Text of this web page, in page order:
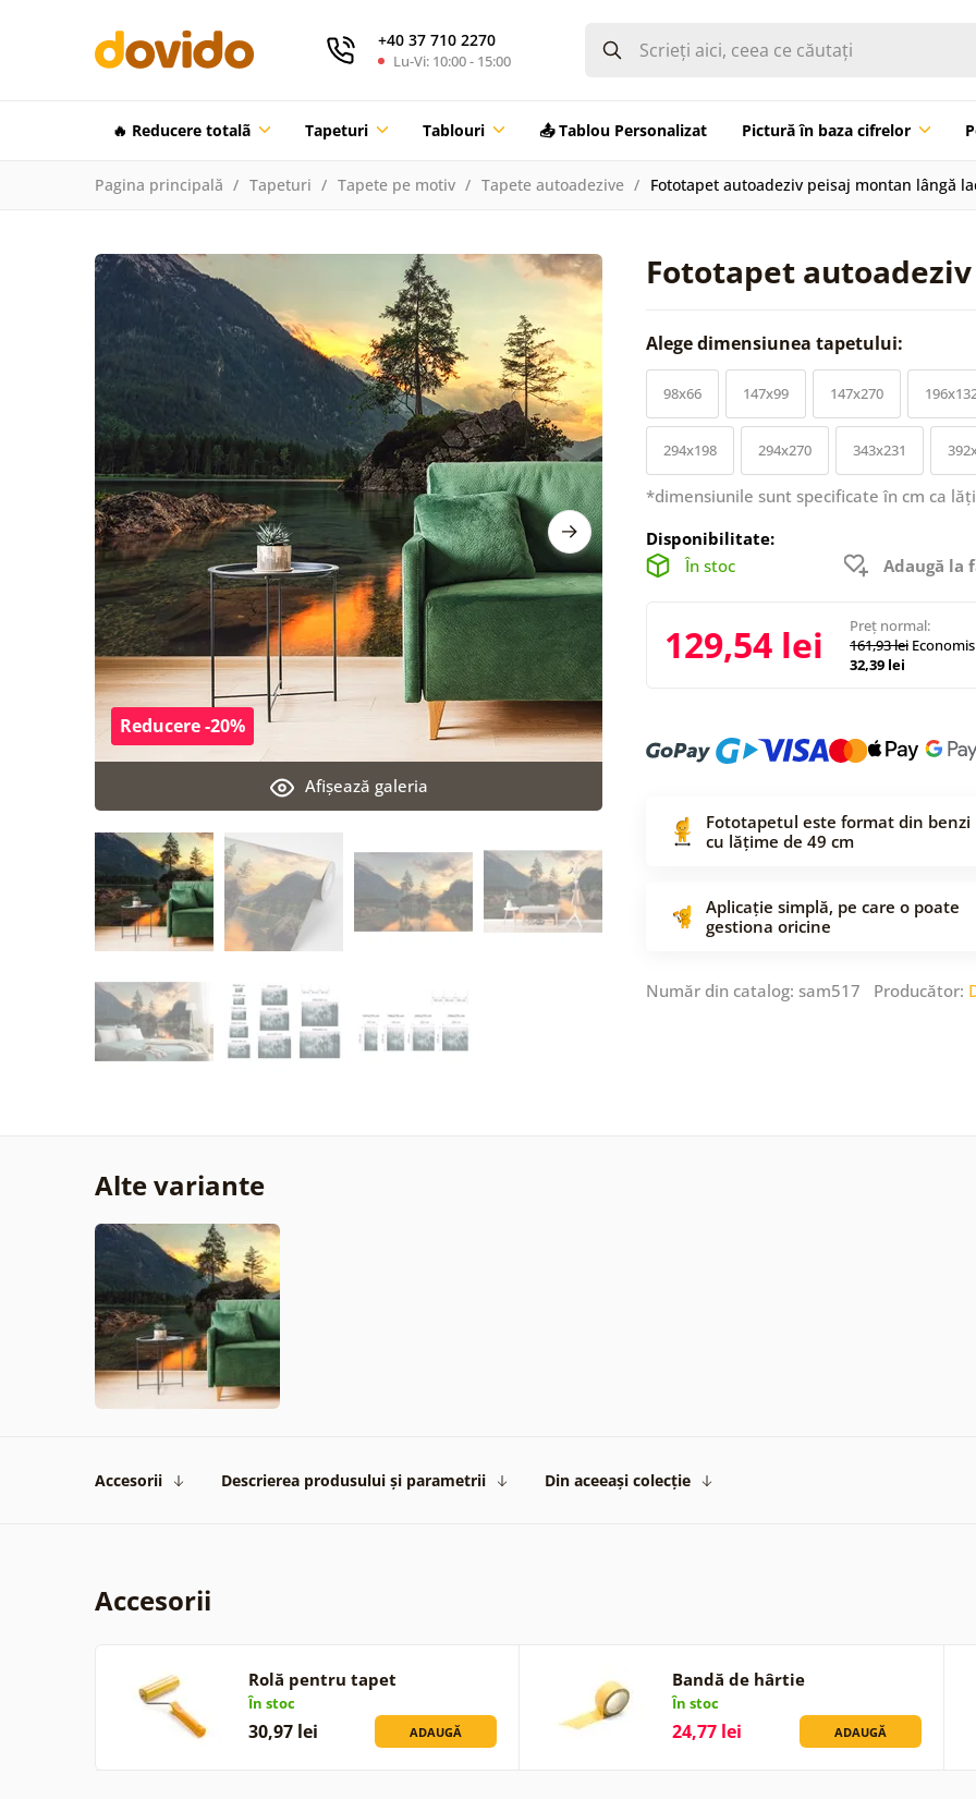
+40 37 710 2270
Lu-Vi: 10:00 - 15:00
🔥 Reducere totalã Tapeturi Tablouri 📤 Tablou Personalizat Pictură în baza cifrelor
Pagina principală Tapeturi Tapete pe motiv Tapete autoadezive Fototapet autoadeziv peisaj montan lângă
Fototapet
Afişează galeria
Reducere -20%
Alege dimensiunea tapetului:
98x66 147x99 147x270
294x198 294x270 343x231
*dimensiunile sunt specificate în cm ca
Disponibilitate:
În stoc
Adaugă la
129,54 lei
Preț normal:
161,93 lei
32,39 lei
Fototapetul este format din benzi
cu lățime de 49 cm
Aplicație simplă, pe care o poate
gestiona oricine
Număr din catalog: sam517 Producător:
Alte variante
Accesorii Descrierea produsului și parametrii Din aceeași colecție
Accesorii
Rolă pentru tapet
În stoc
30,97 lei ADAUGĂ
Bandă de hârtie
În stoc
24,77 lei ADAUGĂ